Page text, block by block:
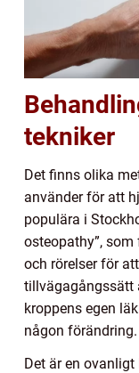
tekniker
Det finns olika
använder för att
populära i
osteopathy”,
och rörelser för
tillvägagångssätt
kroppens egen
någon förändring.
Det är en